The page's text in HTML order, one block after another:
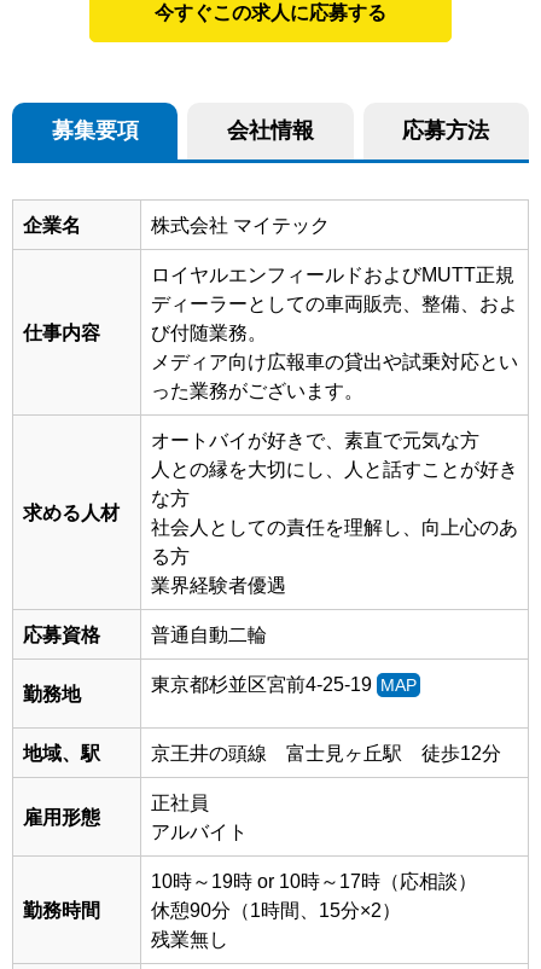
今すぐこの求人に応募する
募集要項 会社情報 応募方法
企業名 株式会社 マイテック
仕事内容
ロイヤルエンフィールドおよびMUTT正規
ディーラーとしての車両販売、整備、およ
び付随業務。
メディア向け広報車の貸出や試乗対応とい
った業務がございます。
求める人材
オートバイが好きで、素直で元気な方
人との縁を大切にし、人と話すことが好き
な方
社会人としての責任を理解し、向上心のあ
る方
業界経験者優遇
応募資格 普通自動二輪
勤務地 東京都杉並区宮前4-25-19 MAP
地域、駅 京王井の頭線 富士見ヶ丘駅 徒歩12分
雇用形態
正社員
アルバイト
勤務時間
10時～19時 or 10時～17時（応相談）
休憩90分（1時間、15分×2）
残業無し